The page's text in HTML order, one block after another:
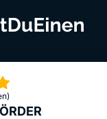
Fotografie BÖRDER
Bewertung abgeben